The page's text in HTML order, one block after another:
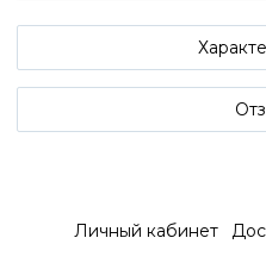
Личный кабинет